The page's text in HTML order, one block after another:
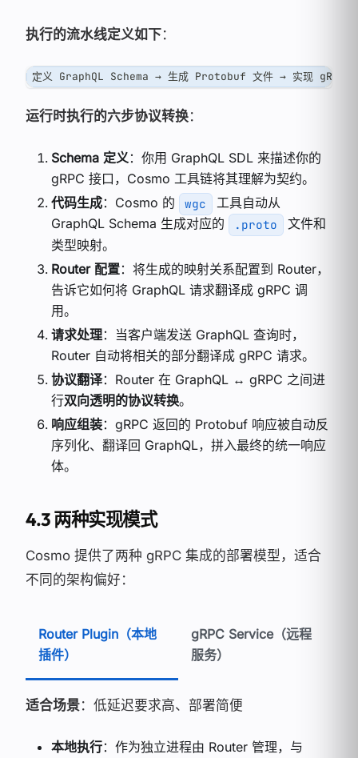
执行的流水线定义如下：
定义 GraphQL Schema → 生成 Protobuf 文件 → 实现 gRPC
运行时执行的六步协议转换：
Schema 定义：你用 GraphQL SDL 来描述你的
gRPC 接口，Cosmo 工具链将其理解为契约。
代码生成：Cosmo 的 wgc
工具自动从
GraphQL Schema 生成对应的
.proto
文件和
类型映射。
Router 配置：将生成的映射关系配置到 Router，
告诉它如何将 GraphQL 请求翻译成 gRPC 调
用。
请求处理：当客户端发送 GraphQL 查询时，
Router 自动将相关的部分翻译成 gRPC 请求。
协议翻译：Router 在 GraphQL ↔ gRPC 之间进
行双向透明的协议转换。
响应组装：gRPC 返回的 Protobuf 响应被自动反
序列化、翻译回 GraphQL，拼入最终的统一响应
体。
4.3 两种实现模式
Cosmo 提供了两种 gRPC 集成的部署模型，适合
不同的架构偏好：
Router Plugin（本地
插件）
gRPC Service（远程
服务）
适合场景：低延迟要求高、部署简便
本地执行：作为独立进程由 Router 管理，与